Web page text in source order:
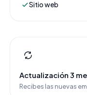
Sitio web
Actualización 3
Recibes las nuevas